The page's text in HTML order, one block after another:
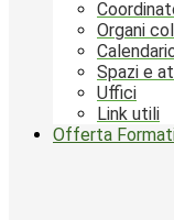
Organi
Spazi e
Uffici
Link utili
Offerta